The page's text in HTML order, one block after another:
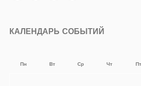
КАЛЕНДАРЬ СОБЫТИЙ
Пн Вт Ср Чт Пт